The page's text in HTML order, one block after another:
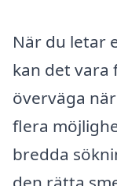
När du letar
kan det
överväga
flera
bredda